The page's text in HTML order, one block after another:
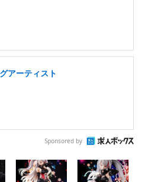
アーティスト
Sponsored by